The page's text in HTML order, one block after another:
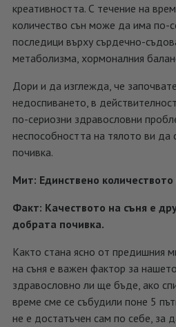
креативността. С течение на
количество сън може да има по-
последици върху сърдечно-
метаболизма, хормоналния
Дори и да изглежда, че
недоспиването, в
по-сериозни здравословни
неспособността на тялото ви да
почивка.
Мит: Единствено
Факт: Качеството на съня е
добрата почивка.
Както стана ясно от предишния
на съня е важен фактор за
здравословно ли ще бъде, ако
време сме се събудили поне 5
не е достатъчен сам по себе, за